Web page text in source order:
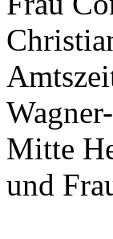
Mitte
und